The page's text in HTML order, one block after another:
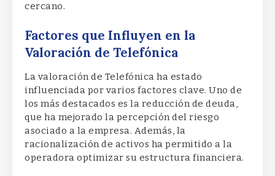
cercano.
Factores que Influyen en la
Valoración de Telefónica
La valoración de Telefónica ha estado
influenciada por varios factores clave. Uno de
los más destacados es la reducción de deuda,
que ha mejorado la percepción del riesgo
asociado a la empresa. Además, la
racionalización de activos ha permitido a la
operadora optimizar su estructura financiera.